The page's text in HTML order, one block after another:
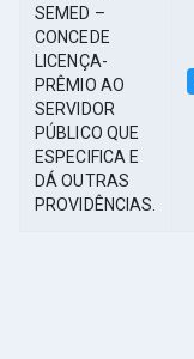
SEMED –
CONCEDE
LICENÇA-
PRÊMIO AO
SERVIDOR
PÚBLICO QUE
ESPECIFICA E
DÁ OUTRAS
PROVIDÊNCIAS.